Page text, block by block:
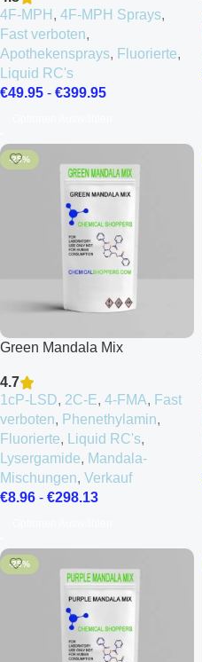
4F-MPH , 4F-MPH Sprays,
Fast verboten,
Apothekensprays, Fluorierte,
Liquid RC's
€49.95 - €399.95
-25%
Green Mandala Mix
4.7
1cP-LSD, 2C-E, 4-FMA, Fast
verboten, Phenethylamin,
Fluorierte, Liquid RC's,
Lysergamide, Mandala-
Mischungen, Verkauf
€8.96 - €298.13
-25%